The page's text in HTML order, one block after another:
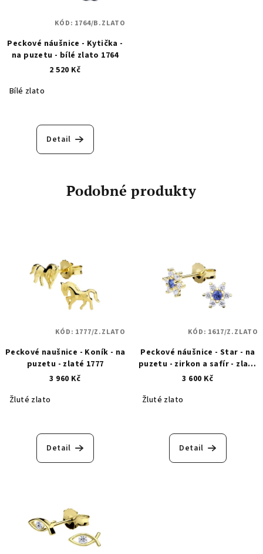
Peckové náušnice - Kytička -
na puzetu - bílé zlato 1764
2 520 Kč
Bílé zlato
Detail
KÓD: 1764/B.ZLATO
Podobné produkty
Peckové naušnice - Koník - na
puzetu - zlaté 1777
3 960 Kč
Žluté zlato
Detail
KÓD: 1777/Z.ZLATO
Peckové náušnice - Star - na
puzetu - zirkon a safír - zlaté
1617
3 600 Kč
Žluté zlato
Detail
KÓD: 1617/Z.ZLATO